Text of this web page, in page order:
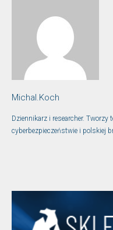
Michal.Koch
Dziennikarz i researcher.
cyberbezpieczeństwie i polskiej